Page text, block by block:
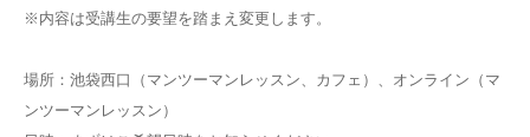
※内容は受講生の要望を踏まえ変更します。
場所：池袋西口（マンツーマンレッスン、カフェ）、オンライン（マ
ンツーマンレッスン）